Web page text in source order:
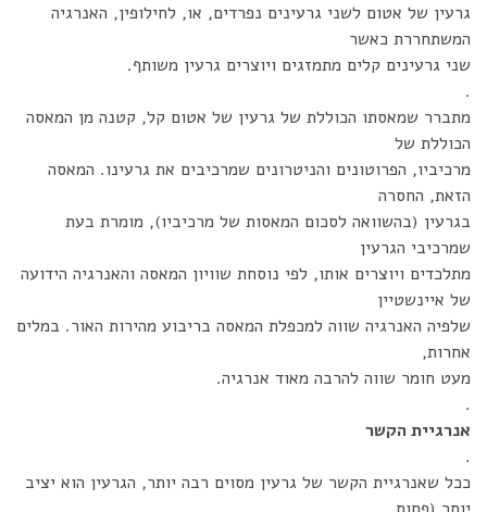
גרעין של אטום לשני גרעינים נפרדים, או, לחילופין, האנרגיה
המשתחררת כאשר
שני גרעינים קלים מתמזגים ויוצרים גרעין משותף.
.
מתברר שמאסתו הכוללת של גרעין של אטום קל, קטנה מן המאסה
הכוללת של
מרכיביו, הפרוטונים והניטרונים שמרכיבים את גרעינו. המאסה
הזאת, החסרה
בגרעין (בהשוואה לסכום המאסות של מרכיביו), מומרת בעת
שמרכיבי הגרעין
מתלכדים ויוצרים אותו, לפי נוסחת שוויון המאסה והאנרגיה הידועה
של איינשטיין
שלפיה האנרגיה שווה למכפלת המאסה בריבוע מהירות האור. במלים
אחרות,
מעט חומר שווה להרבה מאוד אנרגיה.
.
אנרגיית הקשר
.
ככל שאנרגיית הקשר של גרעין מסוים רבה יותר, הגרעין הוא יציב